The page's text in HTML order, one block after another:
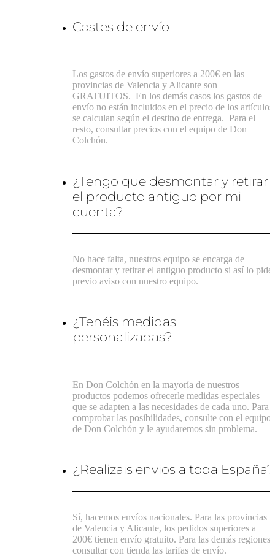
Costes de envío
Los gastos de envío superiores a 200€ en las
provincias de Valencia y Alicante son
GRATUITOS.En los demás casos los gastos de
envío no están incluidos en el precio de los
se calculan según el destino de entrega.Para el
resto, consultar precios con el equipo de Don
Colchón.
¿Tengo que desmontar y retirar
el producto antiguo por mi
cuenta?
No hace falta, nuestros equipo se encarga de
desmontar y retirar el antiguo producto si así lo pide,
previo aviso con nuestro equipo.
¿Tenéis medidas
personalizadas?
En Don Colchón en la mayoría de nuestros
productos podemos ofrecerle medidas especiales
que se adapten a las necesidades de cada uno. Para
comprobar las posibilidades, consulte con el equipo
de Don Colchón y le ayudaremos sin problema.
¿Realizais envios a toda España?
Sí, hacemos envíos nacionales. Para las provincias
de Valencia y Alicante, los pedidos superiores a
200€ tienen envío gratuito. Para las demás regiones,
consultar con tienda las tarifas de envío.